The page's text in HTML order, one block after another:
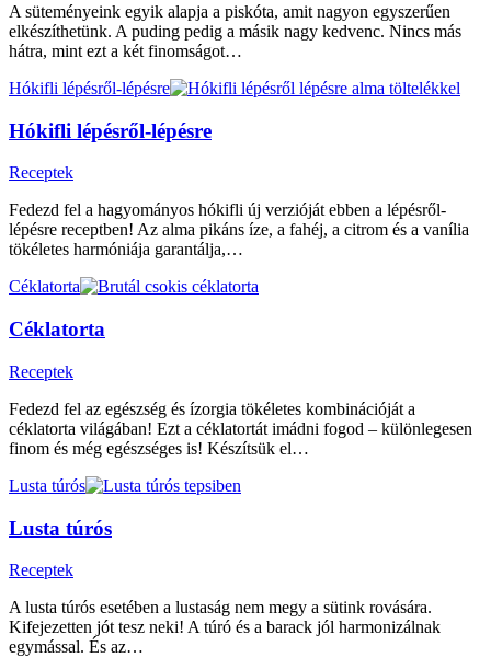
A süteményeink egyik alapja a piskóta, amit nagyon egyszerűen
elkészíthetünk. A puding pedig a másik nagy kedvenc. Nincs más
hátra, mint ezt a két finomságot…
Hókifli lépésről-lépésre
Hókifli lépésről-lépésre
Receptek
Fedezd fel a hagyományos hókifli új verzióját ebben a lépésről-
lépésre receptben! Az alma pikáns íze, a fahéj, a citrom és a vanília
tökéletes harmóniája garantálja,…
Céklatorta
Céklatorta
Receptek
Fedezd fel az egészség és ízorgia tökéletes kombinációját a
céklatorta világában! Ezt a céklatortát imádni fogod – különlegesen
finom és még egészséges is! Készítsük el…
Lusta túrós
Lusta túrós
Receptek
A lusta túrós esetében a lustaság nem megy a sütink rovására.
Kifejezetten jót tesz neki! A túró és a barack jól harmonizálnak
egymással. És az…